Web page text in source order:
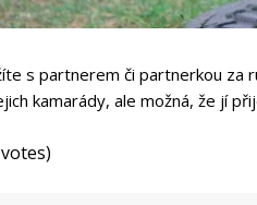
s partnerem či partnerkou za
kamarády, ale možná, že jí